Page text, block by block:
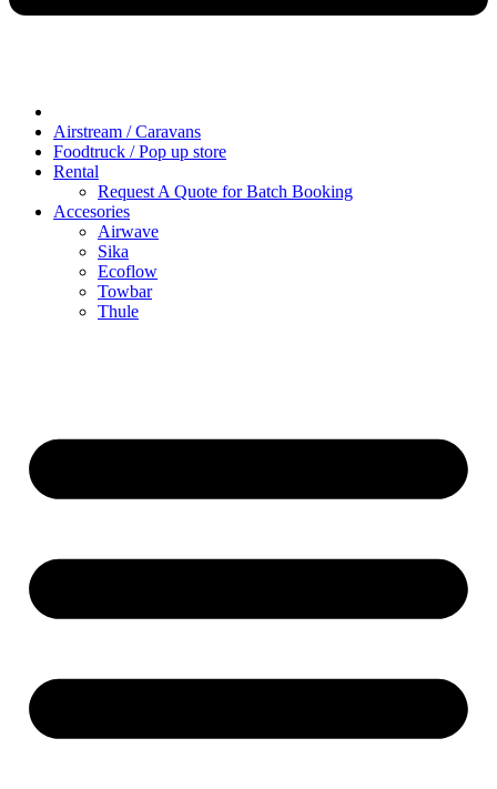
Airstream / Caravans
Foodtruck / Pop up store
Rental
Request A Quote for Batch Booking
Accesories
Airwave
Sika
Ecoflow
Towbar
Thule